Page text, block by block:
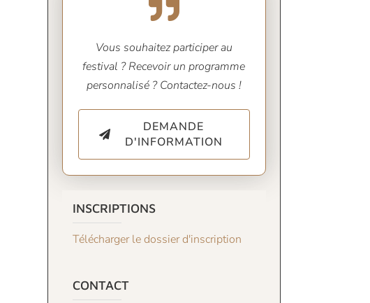
Vous souhaitez participer au
festival ? Recevoir un programme
personnalisé ? Contactez-nous !
DEMANDE
D'INFORMATION
INSCRIPTIONS
Télécharger le dossier d'inscription
CONTACT